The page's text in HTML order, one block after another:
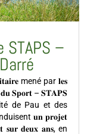
STAPS –
mené par 𝐥𝐞𝐬
𝐝𝐮 𝐒𝐩𝐨𝐫𝐭 – 𝐒𝐓𝐀𝐏𝐒
de Pau et des
𝐮𝐧 𝐩𝐫𝐨𝐣𝐞𝐭
𝐬𝐮𝐫 𝐝𝐞𝐮𝐱 𝐚𝐧𝐬, en